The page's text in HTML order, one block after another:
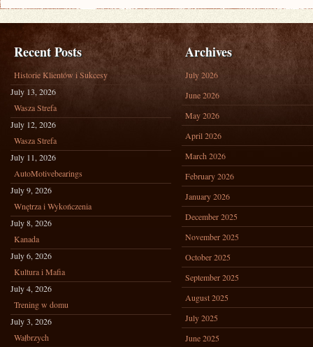
Recent Posts
Historie Klientów i Sukcesy
July 13, 2026
Wasza Strefa
July 12, 2026
Wasza Strefa
July 11, 2026
AutoMotivebearings
July 9, 2026
Wnętrza i Wykończenia
July 8, 2026
Kanada
July 6, 2026
Kultura i Mafia
July 4, 2026
Trening w domu
July 3, 2026
Wałbrzych
Archives
July 2026
June 2026
May 2026
April 2026
March 2026
February 2026
January 2026
December 2025
November 2025
October 2025
September 2025
August 2025
July 2025
June 2025